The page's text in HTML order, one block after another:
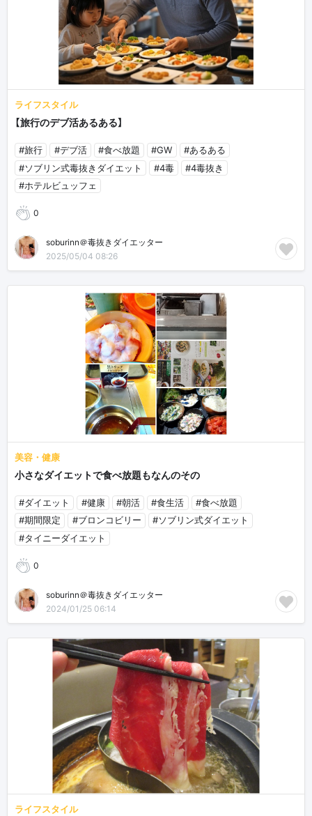
ライフスタイル
【旅行のデブ活あるある】
#旅行 #デブ活 #食べ放題 #GW
#あるある
#ソブリン式毒抜きダイエット
#4毒
#4毒抜き
#ホテルビュッフェ
0
soburinn＠毒抜きダイエッター
2025/05/04 08:26
美容・健康
小さなダイエットで食べ放題もなんのその
#ダイエット #健康 #朝活 #食生活
#食べ放題
#期間限定
#ブロンコビリー
#ソブリン式ダイエット
#タイニーダイエット
0
soburinn＠毒抜きダイエッター
2024/01/25 06:14
ライフスタイル